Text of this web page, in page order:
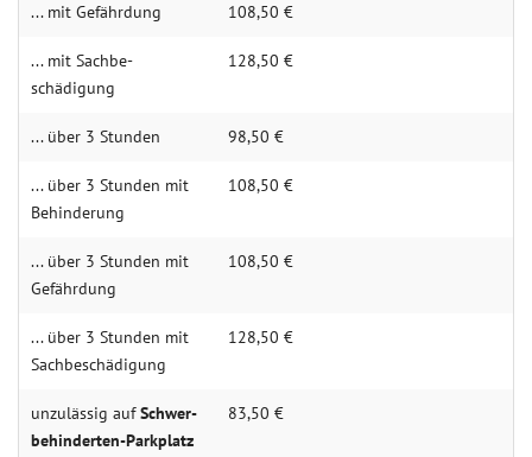
... mit Gefähr­dung 108,50 €
... mit Sachbe­
schädigung
128,50 €
... über 3 Stun­den 98,50 €
... über 3 Stunden mit
Behin­­derung
108,50 €
... über 3 Stunden mit
Gefähr­dung
108,50 €
... über 3 Stunden mit
Sachbe­schädigung
128,50 €
unzulässig aufSchwer­­
be­hinder­­ten-Park­­platz
83,50 €